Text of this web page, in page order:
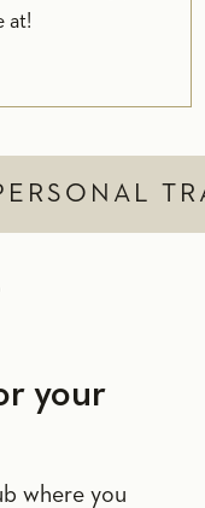
at!
your
where you